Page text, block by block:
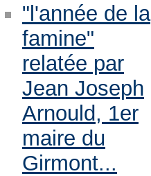
"l'année de la
famine"
relatée par
Jean Joseph
Arnould, 1er
maire du
Girmont...